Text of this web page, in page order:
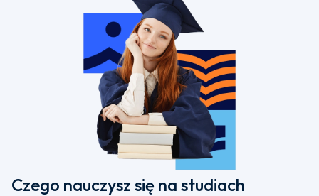
Czego nauczysz się na studiach